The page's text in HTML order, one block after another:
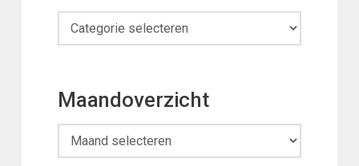
Categorieën
Maandoverzicht
Maandoverzicht